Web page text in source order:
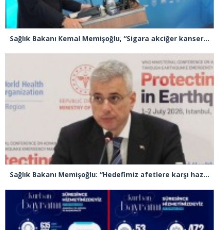
Sağlık Bakanı Kemal Memişoğlu, “Sigara akciğer kanserinde Türkiye’yi dünyada 1 numara yaptı”
Sağlık Bakanı Memişoğlu: “Hedefimiz afetlere karşı hazırlıklı, dirençli ve sürdürülebilir bir sağlık sistemi inşa etmek”